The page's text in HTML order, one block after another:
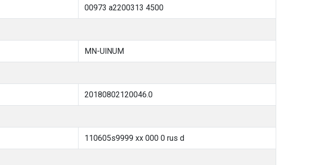
00973 a2200313 4500
MN-UlNUM
20180802120046.0
110605s9999 xx 000 0 rus d